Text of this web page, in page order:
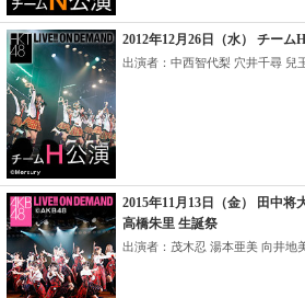
2012年12月26日（水） チー
出演者：中西智代梨 穴井千尋 兒玉
2015年11月13日（金） 田中
高橋朱里 生誕祭
出演者：茂木忍 湯本亜美 向井地美